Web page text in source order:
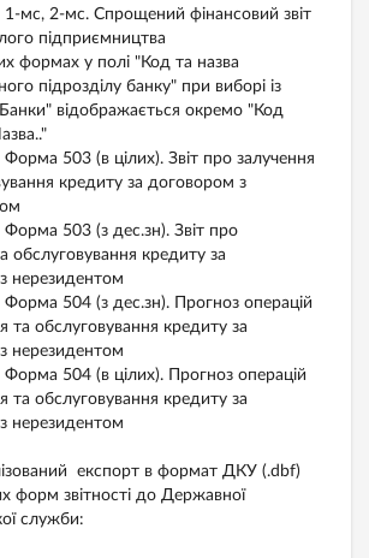
мс, 2-мс. Спрощений фінансовий звіт
підприємництва
формах у полі "Код та назва
підрозділу банку" при виборі із
відображається окремо "Код
503 (в цілих). Звіт про залучення
кредиту за договором з
503 (з дес.зн). Звіт про
обслуговування кредиту за
нерезидентом
504 (з дес.зн). Прогноз операцій
та обслуговування кредиту за
нерезидентом
504 (в цілих). Прогноз операцій
та обслуговування кредиту за
нерезидентом
експорт в формат ДКУ (.dbf)
форм звітності до Державної
служби: